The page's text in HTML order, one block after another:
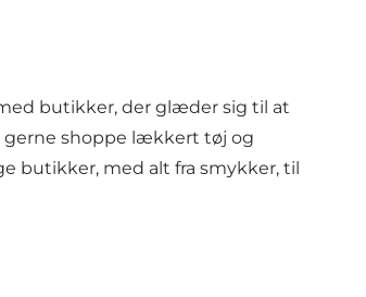
butikker, der glæder sig til at
shoppe lækkert tøj og
butikker, med alt fra smykker, til